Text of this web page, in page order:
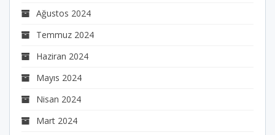
Ağustos 2024
Temmuz 2024
Haziran 2024
Mayıs 2024
Nisan 2024
Mart 2024